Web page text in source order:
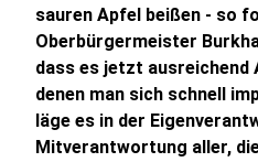
sauren Apfel beißen - so
Oberbürgermeister
dass es jetzt ausreichend
denen man sich schnell
läge es in der
Mitverantwortung aller,